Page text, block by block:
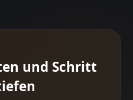
und Schritt